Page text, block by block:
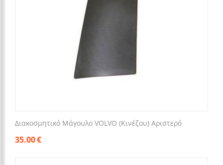
Διακοσμητικό Μάγουλο VOLVO (Κινέζου) Αριστερό
35.00€